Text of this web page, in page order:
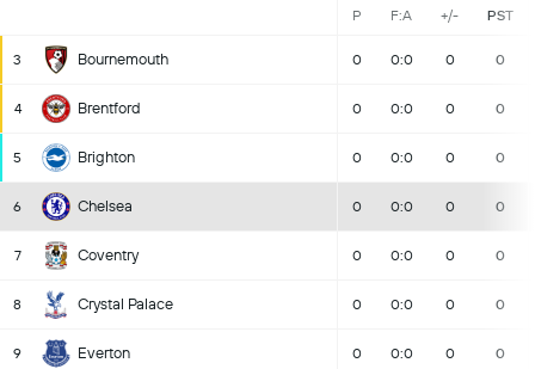
P F:A +/- PST
3 Bournemouth 0 0:0 0 0
4 Brentford 0 0:0 0 0
5 Brighton 0 0:0 0 0
6 Chelsea 0 0:0 0 0
7 Coventry 0 0:0 0 0
8 Crystal Palace 0 0:0 0 0
9 Everton 0 0:0 0 0